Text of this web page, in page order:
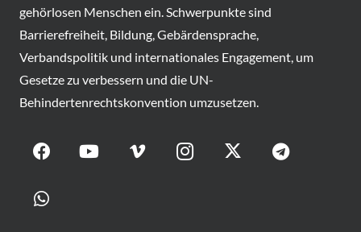
gehörlosen Menschen ein. Schwerpunkte sind
Barrierefreiheit, Bildung, Gebärdensprache,
Verbandspolitik und internationales Engagement, um
Gesetze zu verbessern und die UN-
Behindertenrechtskonvention umzusetzen.